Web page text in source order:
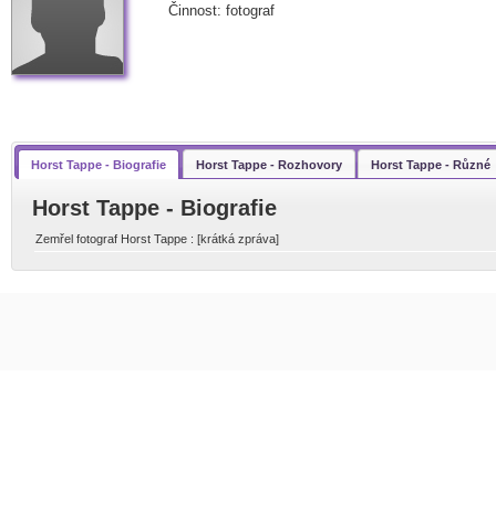
Činnost: fotograf
Horst Tappe - Biografie Horst Tappe - Rozhovory Horst Tappe - Různé
Horst Tappe - Biografie
Zemřel fotograf Horst Tappe : [krátká zpráva]